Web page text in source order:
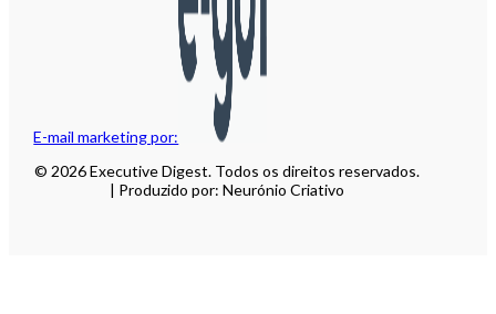
E-mail marketing por:
© 2026 Executive Digest. Todos os direitos reservados.
| Produzido por: Neurónio Criativo